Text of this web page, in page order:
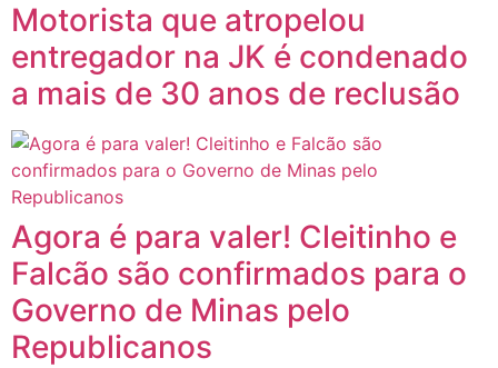
Motorista que atropelou
entregador na JK é condenado
a mais de 30 anos de reclusão
Agora é para valer! Cleitinho e
Falcão são confirmados para o
Governo de Minas pelo
Republicanos